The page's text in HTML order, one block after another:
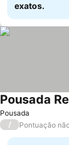
exatos.
Pousada
Pousada
/ Pontuação